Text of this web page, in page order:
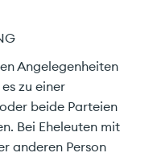
Angelegenheiten
zu einer
beide Parteien
Bei Eheleuten mit
anderen Person